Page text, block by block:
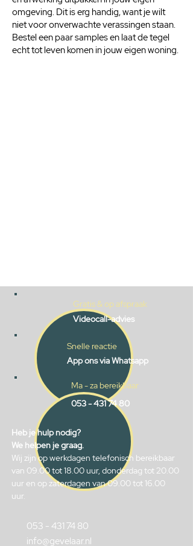
omgeving. Dit is erg handig, want je wilt
niet voor onverwachte verassingen staan.
Bestel een paar samples en laat de tegel
echt tot leven komen in jouw eigen woning.
Gratis & op afspraak
Videocall-advies
Snelle reactie
App ons via Whatsapp
Ma - za bereikbaar
053 - 431 74 80
Heb je hulp nodig?
We helpen je graag.
Wij zijn op werkdagen telefonisch bereikbaar
van 09.00 tot 18.00 uur, donderdag tot 20.00
uur en op zaterdagen van 09.00 tot 16.00
uur.
053 - 431 74 80
info@gevelaar.nl